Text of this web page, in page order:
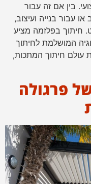
בין אם זה עבור
עבור בנייה ועיצוב,
חיתוך בפלזמה מציע
המושלמת לחיתוך
עולם חיתוך המתכות,
פרגולה